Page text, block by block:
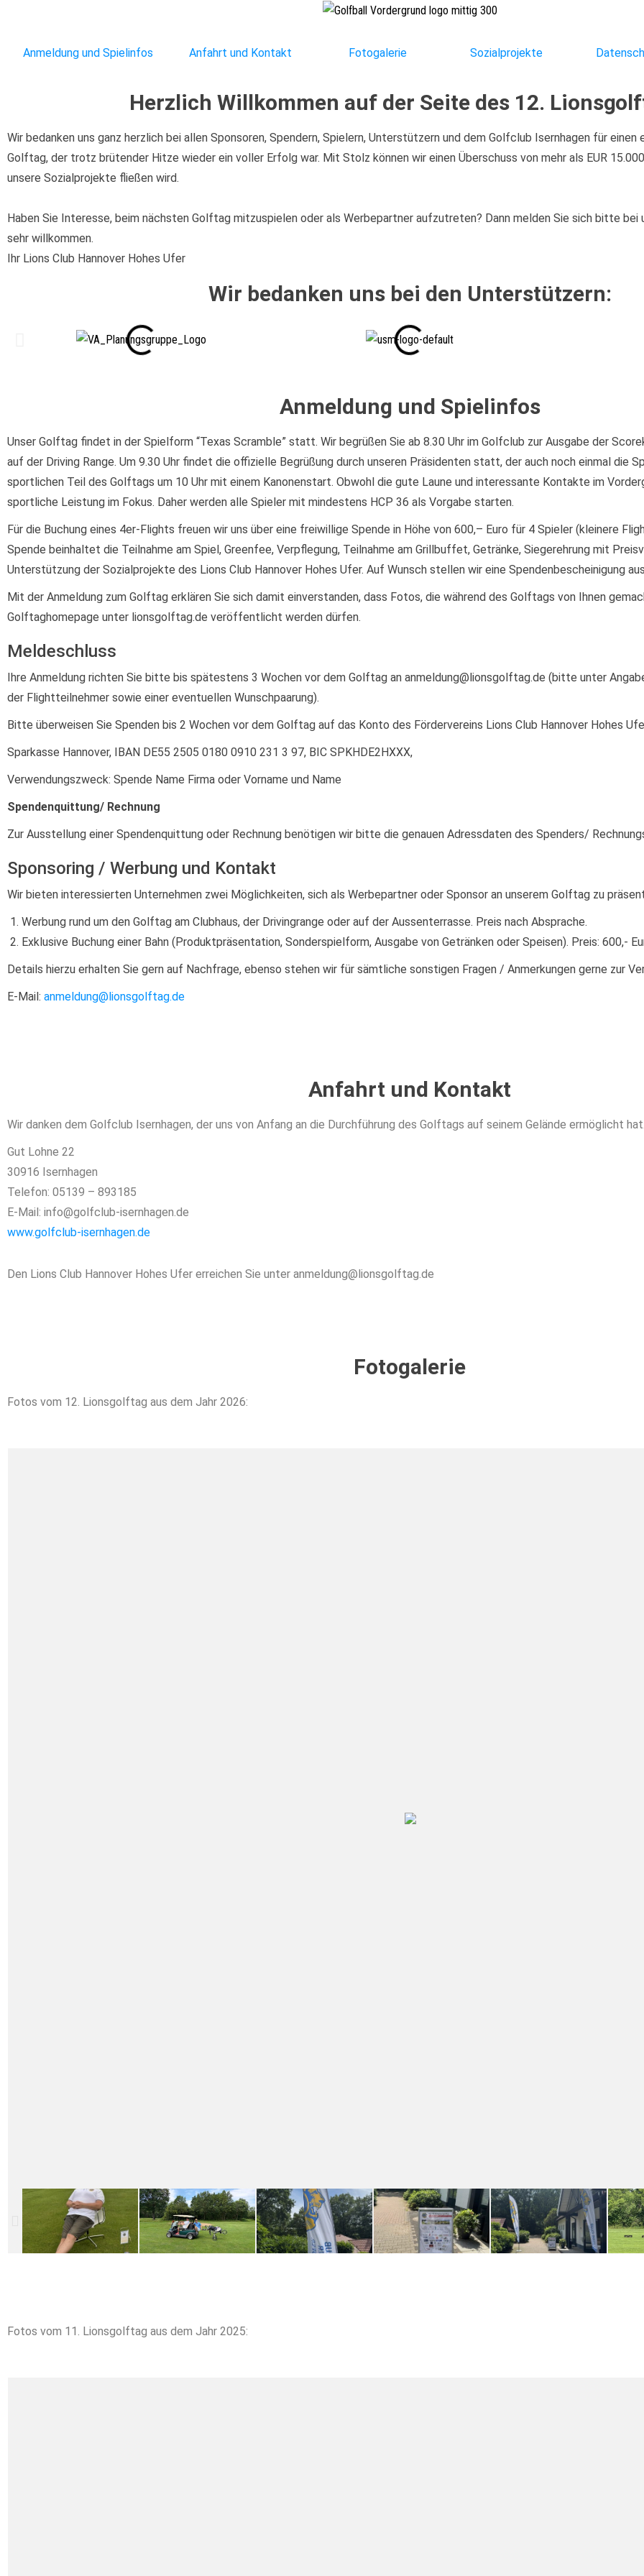
Ufer
Anmeldung und Spielinfos Anfahrt und Kontakt Fotogalerie Sozialprojekte
Herzlich Willkommen auf der Seite des 12.
Wir bedanken uns ganz herzlich bei allen Sponsoren, Spendern, Spielern, Unterstützern und dem Golfclub Isernhagen für einen
Golftag, der trotz brütender Hitze wieder ein voller Erfolg war. Mit Stolz können wir einen Überschuss von mehr als EUR
unsere Sozialprojekte fließen wird.
Haben Sie Interesse, beim nächsten Golftag mitzuspielen oder als Werbepartner aufzutreten? Dann melden Sie sich bitte
sehr willkommen.
Ihr Lions Club Hannover Hohes Ufer
Wir bedanken uns bei den Unterstützern:
Anmeldung und Spielinfos
Unser Golftag findet in der Spielform “Texas Scramble” statt. Wir begrüßen Sie ab 8.30 Uhr im Golfclub zur Ausgabe der
auf der Driving Range. Um 9.30 Uhr findet die offizielle Begrüßung durch unseren Präsidenten statt, der auch noch einmal die
sportlichen Teil des Golftags um 10 Uhr mit einem Kanonenstart. Obwohl die gute Laune und interessante Kontakte im
sportliche Leistung im Fokus. Daher werden alle Spieler mit mindestens HCP 36 als Vorgabe starten.
Für die Buchung eines 4er-Flights freuen wir uns über eine freiwillige Spende in Höhe von 600,– Euro für 4 Spieler (kleinere
Spende beinhaltet die Teilnahme am Spiel, Greenfee, Verpflegung, Teilnahme am Grillbuffet, Getränke, Siegerehrung mit
Unterstützung der Sozialprojekte des Lions Club Hannover Hohes Ufer. Auf Wunsch stellen wir eine Spendenbescheinigung
Mit der Anmeldung zum Golftag erklären Sie sich damit einverstanden, dass Fotos, die während des Golftags von Ihnen
Golftaghomepage unter lionsgolftag.de veröffentlicht werden dürfen.
Meldeschluss
Ihre Anmeldung richten Sie bitte bis spätestens 3 Wochen vor dem Golftag an anmeldung@lionsgolftag.de (bitte unter
der Flightteilnehmer sowie einer eventuellen Wunschpaarung).
Bitte überweisen Sie Spenden bis 2 Wochen vor dem Golftag auf das Konto des Fördervereins Lions Club Hannover Hohes
Sparkasse Hannover, IBAN DE55 2505 0180 0910 231 3 97, BIC SPKHDE2HXXX,
Verwendungszweck: Spende Name Firma oder Vorname und Name
Spendenquittung/ Rechnung
Zur Ausstellung einer Spendenquittung oder Rechnung benötigen wir bitte die genauen Adressdaten des Spenders/
Sponsoring / Werbung und Kontakt
Wir bieten interessierten Unternehmen zwei Möglichkeiten, sich als Werbepartner oder Sponsor an unserem Golftag zu
Werbung rund um den Golftag am Clubhaus, der Drivingrange oder auf der Aussenterrasse. Preis nach Absprache.
Exklusive Buchung einer Bahn (Produktpräsentation, Sonderspielform, Ausgabe von Getränken oder Speisen). Preis: 600,-
Details hierzu erhalten Sie gern auf Nachfrage, ebenso stehen wir für sämtliche sonstigen Fragen / Anmerkungen gerne zur
E-Mail: anmeldung@lionsgolftag.de
Anfahrt und Kontakt
Wir danken dem Golfclub Isernhagen, der uns von Anfang an die Durchführung des Golftags auf seinem Gelände ermöglicht hat.
Gut Lohne 22
30916 Isernhagen
Telefon: 05139 – 893185
E-Mail: info@golfclub-isernhagen.de
www.golfclub-isernhagen.de
Den Lions Club Hannover Hohes Ufer erreichen Sie unter anmeldung@lionsgolftag.de
Fotogalerie
Fotos vom 12. Lionsgolftag aus dem Jahr 2026:
Fotos vom 11. Lionsgolftag aus dem Jahr 2025: